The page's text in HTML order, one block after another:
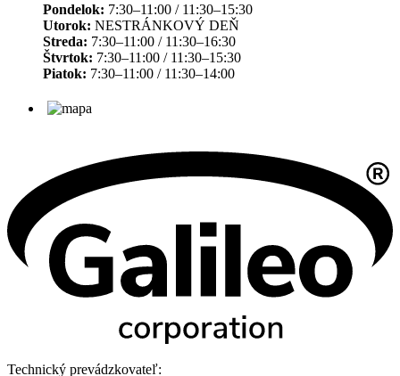
Pondelok: 7:30–11:00 / 11:30–15:30
Utorok: NESTRÁNKOVÝ DEŇ
Streda: 7:30–11:00 / 11:30–16:30
Štvrtok: 7:30–11:00 / 11:30–15:30
Piatok: 7:30–11:00 / 11:30–14:00
Technický prevádzkovateľ: